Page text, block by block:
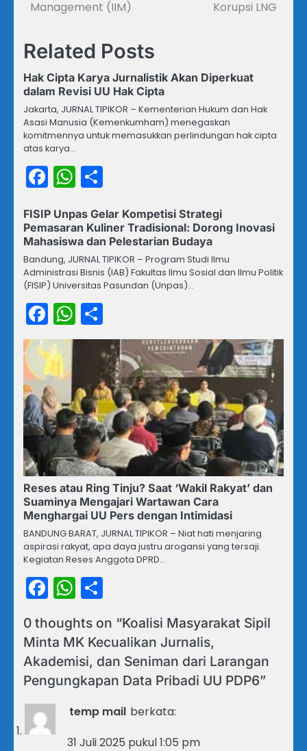
Management (IIM) Korupsi LNG
Related Posts
Hak Cipta Karya Jurnalistik Akan Diperkuat
dalam Revisi UU Hak Cipta
Jakarta, JURNAL TIPIKOR – Kementerian Hukum dan Hak
Asasi Manusia (Kemenkumham) menegaskan
komitmennya untuk memasukkan perlindungan hak cipta
atas karya…
Facebook
WhatsApp
FISIP Unpas Gelar Kompetisi Strategi
Pemasaran Kuliner Tradisional: Dorong Inovasi
Mahasiswa dan Pelestarian Budaya
Bandung, JURNAL TIPIKOR – Program Studi Ilmu
Administrasi Bisnis (IAB) Fakultas Ilmu Sosial dan Ilmu Politik
(FISIP) Universitas Pasundan (Unpas)…
Facebook
WhatsApp
Reses atau Ring Tinju? Saat ‘Wakil Rakyat’ dan
Suaminya Mengajari Wartawan Cara
Menghargai UU Pers dengan Intimidasi
BANDUNG BARAT, JURNAL TIPIKOR – Niat hati menjaring
aspirasi rakyat, apa daya justru arogansi yang tersaji.
Kegiatan Reses Anggota DPRD…
Facebook
WhatsApp
0 thoughts on “Koalisi Masyarakat Sipil
Minta MK Kecualikan Jurnalis,
Akademisi, dan Seniman dari Larangan
Pengungkapan Data Pribadi UU PDP6”
temp mail berkata:
31 Juli 2025 pukul 1:05 pm